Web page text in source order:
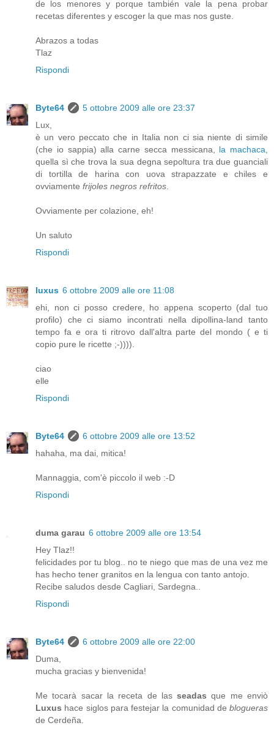
de los menores y porque también vale la pena probar
recetas diferentes y escoger la que mas nos guste.
Abrazos a todas
Tlaz
Rispondi
Byte64
5 ottobre 2009 alle ore 23:37
Lux,
è un vero peccato che in Italia non ci sia niente di simile
(che io sappia) alla carne secca messicana, la machaca,
quella sì che trova la sua degna sepoltura tra due guanciali
di tortilla de harina con uova strapazzate e chiles e
ovviamente frijoles negros refritos.
Ovviamente per colazione, eh!
Un saluto
Rispondi
luxus 6 ottobre 2009 alle ore 11:08
ehi, non ci posso credere, ho appena scoperto (dal tuo
profilo) che ci siamo incontrati nella dipollina-land tanto
tempo fa e ora ti ritrovo dall'altra parte del mondo ( e ti
copio pure le ricette ;-)))).
ciao
elle
Rispondi
Byte64
6 ottobre 2009 alle ore 13:52
hahaha, ma dai, mitica!
Mannaggia, com'è piccolo il web :-D
Rispondi
duma garau 6 ottobre 2009 alle ore 13:54
Hey Tlaz!!
felicidades por tu blog.. no te niego que mas de una vez me
has hecho tener granitos en la lengua con tanto antojo.
Recibe saludos desde Cagliari, Sardegna..
Rispondi
Byte64
6 ottobre 2009 alle ore 22:00
Duma,
mucha gracias y bienvenida!
Me tocarà sacar la receta de lasseadas que me enviò
Luxus hace siglos para festejar la comunidad de blogueras
de Cerdeña.